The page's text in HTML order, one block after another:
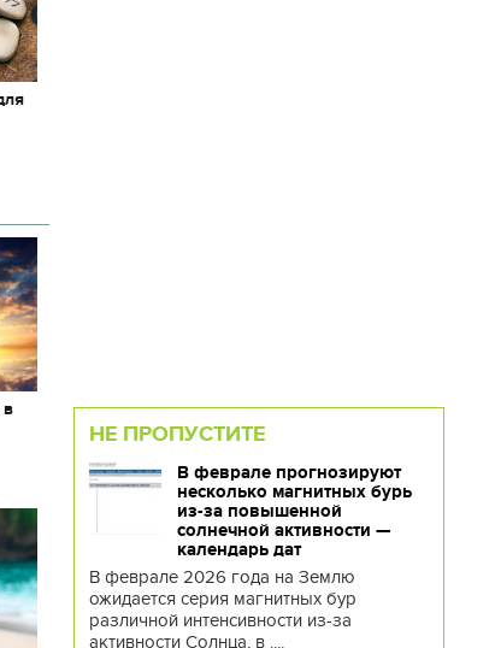
в
НЕ ПРОПУСТИТЕ
В феврале прогнозируют
несколько магнитных бурь
из-за повышенной
солнечной активности —
календарь дат
В феврале 2026 года на Землю
ожидается серия магнитных бур
различной интенсивности из-за
активности Солнца, в ....